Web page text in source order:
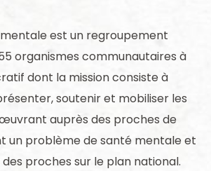
est un regroupement
organismes communautaires à
dont la mission consiste à
soutenir et mobiliser les
auprès des proches de
un problème de santé mentale et
proches sur le plan national.